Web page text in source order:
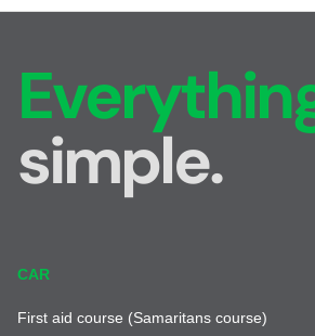
simple.
CAR
First aid course (Samaritans course)